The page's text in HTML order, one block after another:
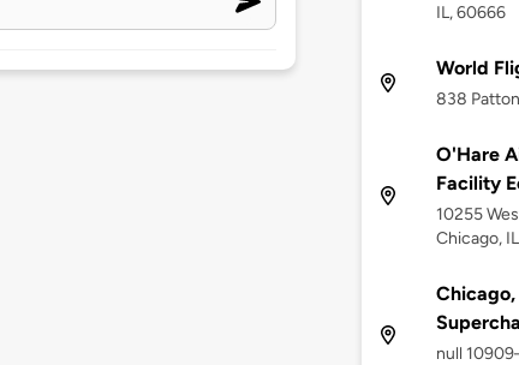
IL, 60666
World
838
O'Hare
Facility
10255
Chicago,
Chicago,
null